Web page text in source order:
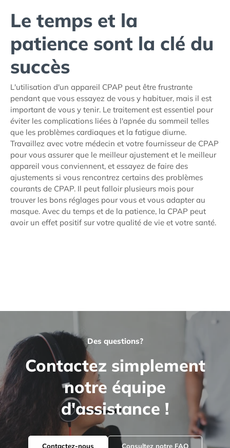
Le temps et la
patience sont la clé du
succès
L'utilisation d'un appareil CPAP peut être frustrante
pendant que vous essayez de vous y habituer, mais il est
important de vous y tenir. Le traitement est essentiel pour
éviter les complications liées à l'apnée du sommeil telles
que les problèmes cardiaques et la fatigue diurne.
Travaillez avec votre médecin et votre fournisseur de CPAP
pour vous assurer que le meilleur ajustement et le meilleur
appareil vous conviennent, et essayez de faire des
ajustements si vous rencontrez certains des problèmes
courants de CPAP. Il peut falloir plusieurs mois pour
trouver les bons réglages pour vous et vous adapter au
masque. Avec du temps et de la patience, la CPAP peut
avoir un effet positif sur votre qualité de vie et votre santé.
Des questions?
Contactez simplement
notre équipe
d'assistance !
Contactez-nous Consultez notre FAQ